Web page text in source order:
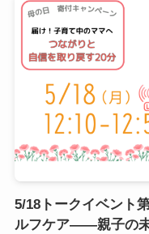
5/18トークイベント
ルフケア——親子の